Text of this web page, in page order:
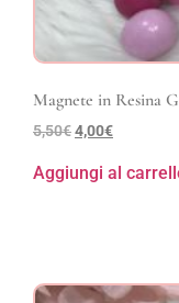
Magnete in Resina
5,50€4,00€
Aggiungi al